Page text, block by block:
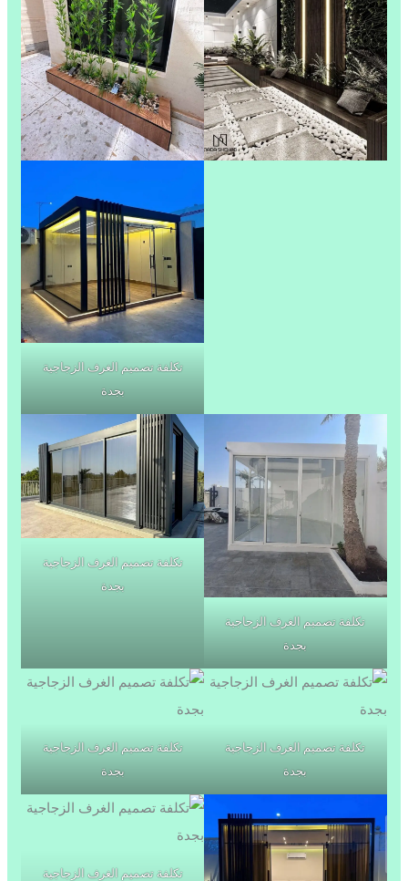
تكلفة تصميم الغرف الزجاجية
بجدة
تكلفة تصميم الغرف الزجاجية
بجدة
تكلفة تصميم الغرف الزجاجية
بجدة
تكلفة تصميم الغرف الزجاجية
بجدة
تكلفة تصميم الغرف الزجاجية
بجدة
تكلفة تصميم الغرف الزجاجية